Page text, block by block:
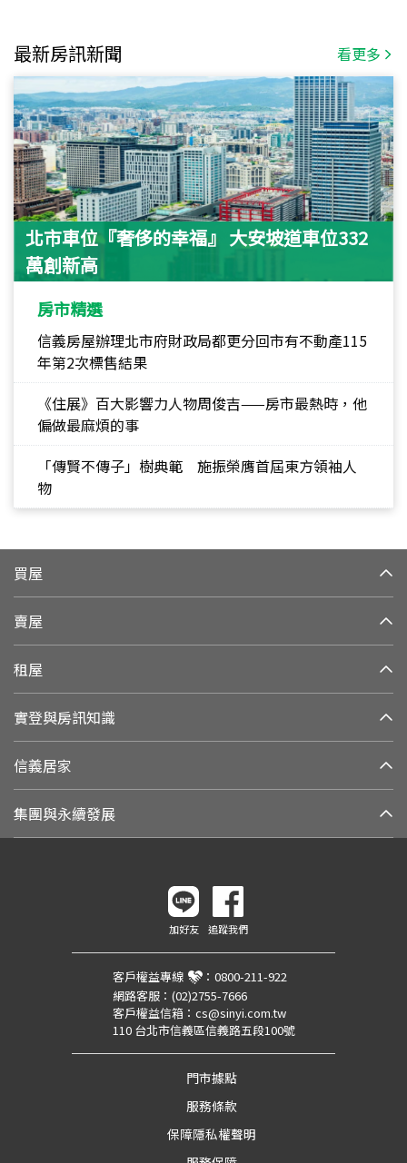
最新房訊新聞 看更多
北市車位『奢侈的幸福』 大安坡道車位332
萬創新高
房市精選
信義房屋辦理北市府財政局都更分回市有不動產115
年第2次標售結果
《住展》百大影響力人物周俊吉——房市最熱時，他
偏做最麻煩的事
「傳賢不傳子」樹典範 施振榮膺首屆東方領袖人
物
買屋
賣屋
租屋
實登與房訊知識
信義居家
集團與永續發展
加好友 追蹤我們
客戶權益專線 ： 0800-211-922
網路客服： (02)2755-7666
客戶權益信箱： cs@sinyi.com.tw
110 台北市信義區信義路五段100號
門市據點
服務條款
保障隱私權聲明